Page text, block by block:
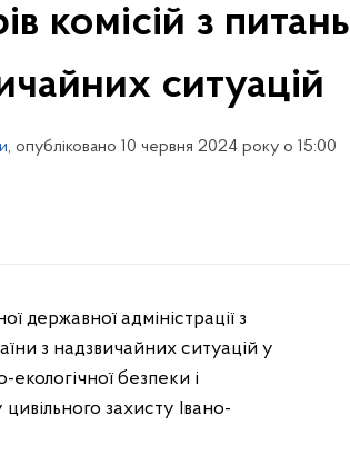
комісій з питань
ситуацій
, опубліковано 10 червня 2024 року о 15:00
з надзвичайних ситуацій у
безпеки і
захисту Івано-